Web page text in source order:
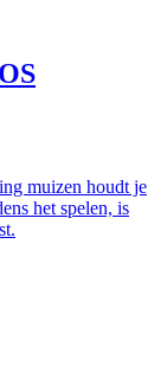
muizen houdt je
het spelen, is